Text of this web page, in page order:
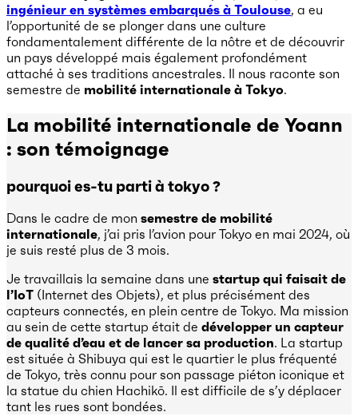
ingénieur en systèmes embarqués à Toulouse, a eu
l’opportunité de se plonger dans une culture
fondamentalement différente de la nôtre et de découvrir
un pays développé mais également profondément
attaché à ses traditions ancestrales. Il nous raconte son
semestre de mobilité internationale à Tokyo.
La mobilité internationale de Yoann
: son témoignage
pourquoi es-tu parti à tokyo ?
Dans le cadre de mon semestre de mobilité
internationale, j’ai pris l’avion pour Tokyo en mai 2024, où
je suis resté plus de 3 mois.
Je travaillais la semaine dans une startup qui faisait de
l’IoT (Internet des Objets), et plus précisément des
capteurs connectés, en plein centre de Tokyo. Ma mission
au sein de cette startup était de développer un capteur
de qualité d’eau et de lancer sa production. La startup
est située à Shibuya qui est le quartier le plus fréquenté
de Tokyo, très connu pour son passage piéton iconique et
la statue du chien Hachikō. Il est difficile de s’y déplacer
tant les rues sont bondées.